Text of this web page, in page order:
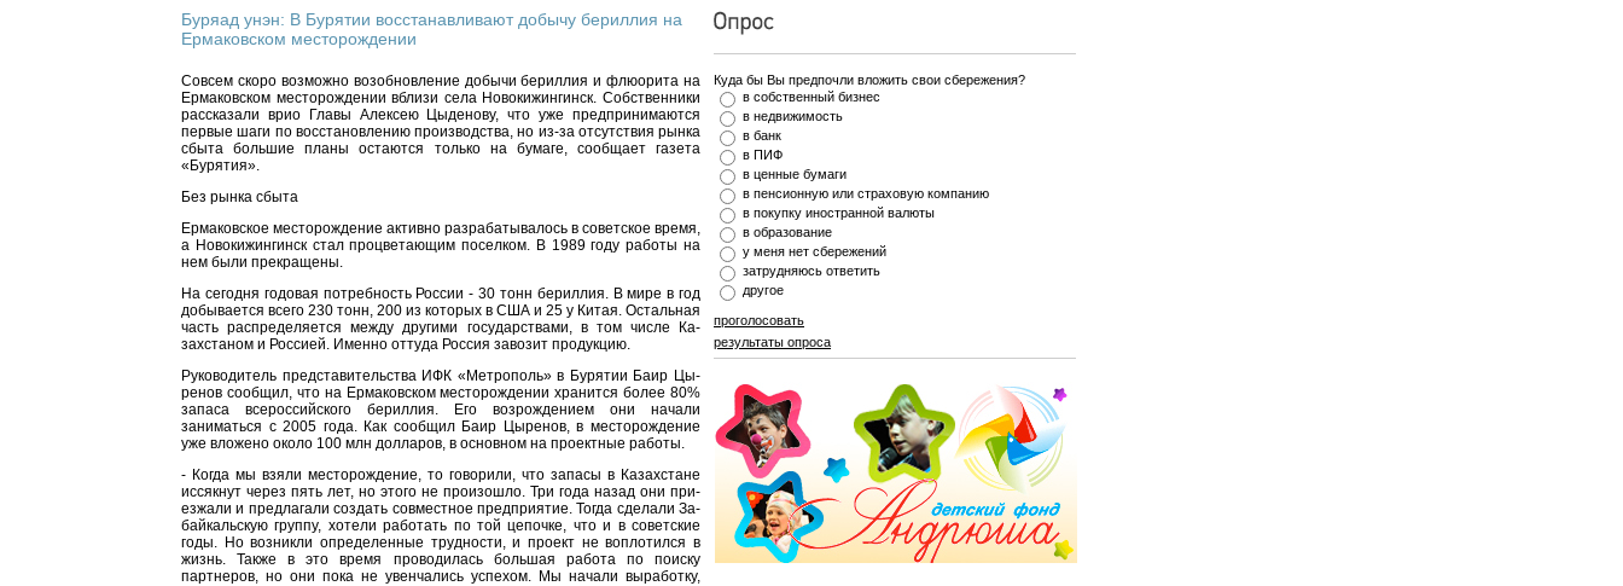
Буряад унэн: В Бурятии восстанавливают добычу бериллия на
Ермаковском месторождении
Совсем скоро возможно возоб­новление добычи бериллия и флюорита на
Ермаковском месторождении вблизи села Новокижингинск. Собственники
рассказали врио Главы Алексею Цыденову, что уже предпринимают­ся
первые шаги по восстановлению производства, но из-за отсутствия рынка
сбыта большие планы оста­ются только на бумаге, сообщает газета
«Бурятия».
Без рынка сбыта
Ермаковское месторождение ак­тивно разрабатывалось в советское время,
а Новокижингинск стал про­цветающим поселком. В 1989 году ра­боты на
нем были прекращены.
На сегодня годовая потребность России - 30 тонн бериллия. В мире в год
добывается всего 230 тонн, 200 из которых в США и 25 у Китая. Осталь­ная
часть распределяется между дру­гими государствами, в том числе Ка­
захстаном и Россией. Именно оттуда Россия завозит продукцию.
Руководитель представительства ИФК «Метрополь» в Бурятии Баир Цы­
ренов сообщил, что на Ермаковском месторождении хранится более 80%
запаса всероссийского бериллия. Его возрождением они начали
занимать­ся с 2005 года. Как сообщил Баир Цы­ренов, в месторождение
уже вложено около 100 млн долларов, в основном на проектные работы.
- Когда мы взяли месторождение, то говорили, что запасы в Казахстане
иссякнут через пять лет, но этого не произошло. Три года назад они при­
езжали и предлагали создать совмест­ное предприятие. Тогда сделали За­
байкальскую группу, хотели работать по той цепочке, что и в советские
годы. Но возникли определенные труд­ности, и проект не воплотился в
жизнь. Также в это время проводилась большая работа по поиску
партнеров, но они пока не увенчались успехом. Мы на­чали выработку,
Куда бы Вы предпочли вложить свои сбережения?
в собственный бизнес
в недвижимость
в банк
в ПИФ
в ценные бумаги
в пенсионную или страховую компанию
в покупку иностранной валюты
в образование
у меня нет сбережений
затрудняюсь ответить
другое
проголосовать
результаты опроса